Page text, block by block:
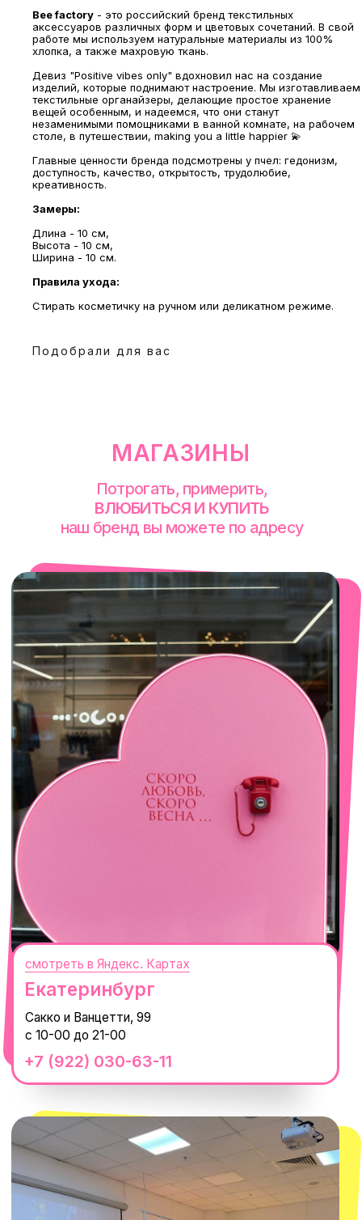
Bee factory - это российский бренд текстильных
аксессуаров различных форм и цветовых сочетаний. В свой
работе мы используем натуральные материалы из 100%
хлопка, а также махровую ткань.
Девиз "Positive vibes only" вдохновил нас на создание
изделий, которые поднимают настроение. Мы изготавливаем
текстильные органайзеры, делающие простое хранение
вещей особенным, и надеемся, что они станут
незаменимыми помощниками в ванной комнате, на рабочем
столе, в путешествии, making you a little happier 💫
Главные ценности бренда подсмотрены у пчел: гедонизм,
доступность, качество, открытость, трудолюбие,
креативность.
Замеры:
Длина - 10 см,
Высота - 10 см,
Ширина - 10 см.
Правила ухода:
Стирать косметичку на ручном или деликатном режиме.
Подобрали для вас
Екатеринбург
+7 (922) 030-63-11
с 10-00 до 21-00
МАГАЗИНЫ
Потрогать, примерить,
наш бренд вы можете по адресу
Сочи
Село Эстосадок, ТРЦ Горки Молл,
Горная Карусель, 3
+7 (919) 374-04-04
с 10-00 до 22-00
смотреть в Яндекс. Картах